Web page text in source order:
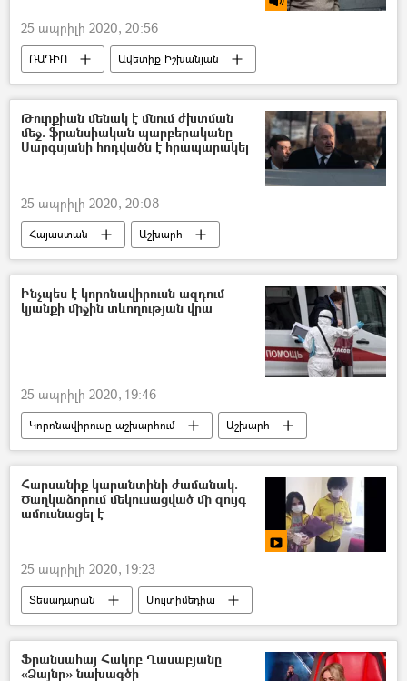
25 ապրիլի 2020, 20:56
ՌԱԴԻՈ
Ավետիք Իշխանյան
Քաղաքացու օր
Թուրքիան մենակ է մնում ժխտման
մեջ. ֆրանսիական պարբերականը
Սարգսյանի հոդվածն է հրապարակել
25 ապրիլի 2020, 20:08
Հայաստան
Աշխարհ
Արմեն Սարգսյան
Թուրքիա
հոդված
Ֆրանսիա
Ինչպես է կորոնավիրուսն ազդում
կյանքի միջին տևողության վրա
25 ապրիլի 2020, 19:46
Կորոնավիրուսը աշխարհում
Աշխարհ
կորոնավիրուս
հիվանդ Մահ
Հարսանիք կարանտինի ժամանակ.
Ծաղկաձորում մեկուսացված մի զույգ
ամուսնացել է
25 ապրիլի 2020, 19:23
Տեսադարան
Մուլտիմեդիա
հարսանիք
կարանտին
Ծաղկաձոր
Ֆրանսահայ Հակոբ Ղասաբյանը
«Ձայնը» նախագծի